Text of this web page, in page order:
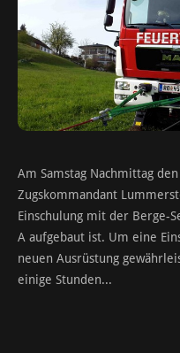
Am Samstag Nachmittag
Zugskommandant
Einschulung mit der Berge-
A aufgebaut ist. Um eine
neuen Ausrüstung
einige Stunden...